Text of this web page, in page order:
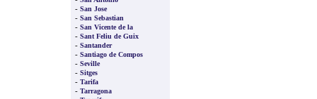
- San Jose
- San Sebastian
- San Vicente de la
- Sant Feliu de Guix
- Santander
- Santiago de Compos
- Seville
- Sitges
- Tarifa
- Tarragona